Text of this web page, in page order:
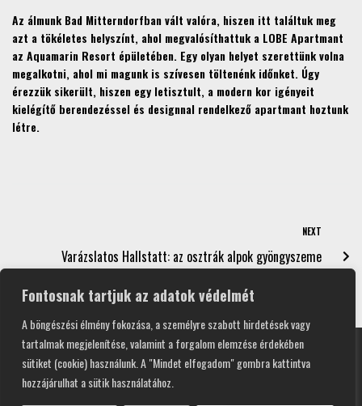
Fontosnak tartjuk az adatok védelmét
A böngészési élmény fokozása, a személyre szabott hirdetések vagy
tartalmak megjelenítése, valamint a forgalom elemzése érdekében
sütiket (cookie) használunk. A "Mindet elfogadom" gombra kattintva
hozzájárulhat a sütik használatához.
Az álmunk Bad Mitterndorfban vált valóra, hiszen itt találtuk meg
azt a tökéletes helyszínt, ahol megvalósíthattuk a LOBE Apartmant
az Aquamarin Resort épületében. Egy olyan helyet szerettünk volna
megalkotni, ahol mi magunk is szívesen töltenénk időnket. Úgy
érezzük sikerült, hiszen egy letisztult, a modern kor igényeit
kielégítő berendezéssel és designnal rendelkező apartmant hoztunk
létre.
NEXT
Varázslatos Hallstatt: az osztrák alpok gyöngyszeme